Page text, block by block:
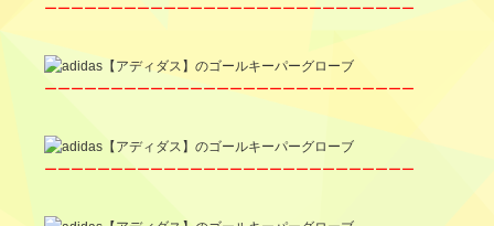
ーーーーーーーーーーーーーーーーーーーーーーーーーーーー
ーーーーーーーーーーーーーーーーーーーーーーーーーーーー
ーーーーーーーーーーーーーーーーーーーーーーーーーーーー